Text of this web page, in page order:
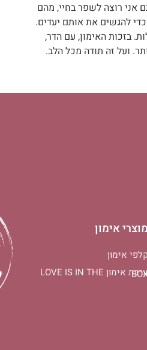
אני רוצה לשפר בחיי, מהם
להגשים את אותם יעדים.
בזכות האימון, עם הדר,
ועל זה תודה מכל הלב.
מוצרי אימון
קלפי אימון
ערכת אימון LOVE IS IN THE